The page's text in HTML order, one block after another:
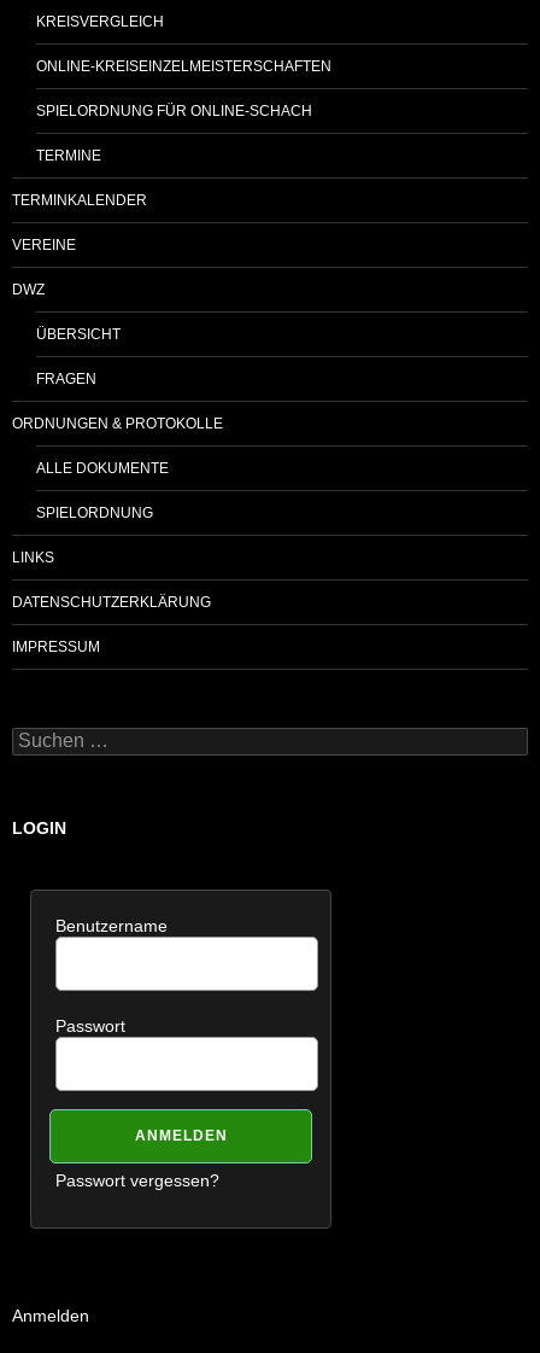
KREISVERGLEICH
ONLINE-KREISEINZELMEISTERSCHAFTEN
SPIELORDNUNG FÜR ONLINE-SCHACH
TERMINE
TERMINKALENDER
VEREINE
DWZ
ÜBERSICHT
FRAGEN
ORDNUNGEN & PROTOKOLLE
ALLE DOKUMENTE
SPIELORDNUNG
LINKS
DATENSCHUTZERKLÄRUNG
IMPRESSUM
Suchen
nach:
LOGIN
Benutzername
Passwort
Passwort vergessen?
Anmelden